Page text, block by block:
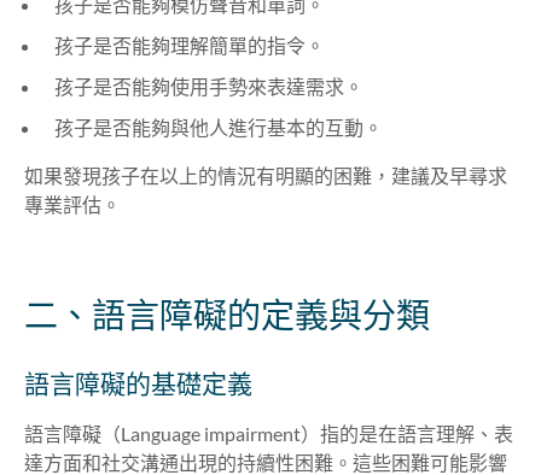
孩子是否能夠理解簡單的指令。
孩子是否能夠使用手勢來表達需求。
孩子是否能夠與他人進行基本的互動。
如果發現孩子在以上的情況有明顯的困難，建議及早尋求
專業評估。
二、語言障礙的定義與分類
語言障礙的基礎定義
語言障礙（Language impairment）指的是在語言理解、表
達方面和社交溝通出現的持續性困難。這些困難可能影響